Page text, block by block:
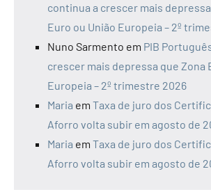
continua a crescer mais
Euro ou União Europeia – 2º
Nuno Sarmento em PIB
crescer mais depressa que Zona
Europeia – 2º trimestre 2026
Maria em Taxa de juro dos
Aforro volta subir em agosto de
Maria em Taxa de juro dos
Aforro volta subir em agosto de